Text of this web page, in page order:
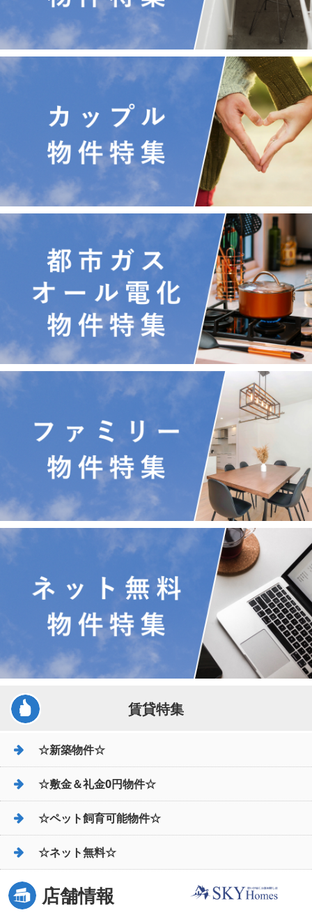
賃貸特集
☆新築物件☆
☆敷金＆礼金0円物件☆
☆ペット飼育可能物件☆
☆ネット無料☆
店舗情報